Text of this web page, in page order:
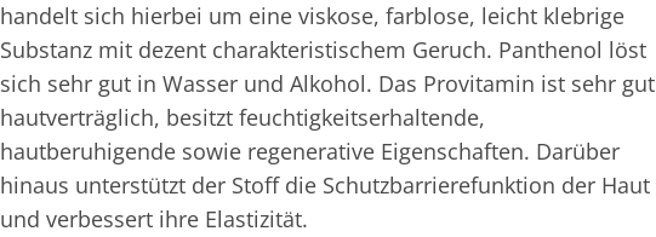
handelt sich hierbei um eine viskose, farblose, leicht klebrige
Substanz mit dezent charakteristischem Geruch. Panthenol löst
sich sehr gut in Wasser und Alkohol. Das Provitamin ist sehr gut
hautverträglich, besitzt feuchtigkeitserhaltende,
hautberuhigende sowie regenerative Eigenschaften. Darüber
hinaus unterstützt der Stoff die Schutzbarrierefunktion der Haut
und verbessert ihre Elastizität.